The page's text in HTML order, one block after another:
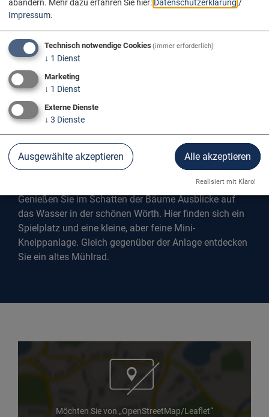
WÖRTHPARK
Genießen Sie im Schatten der Bäume Ausblicke auf
das Wasser in der schönen Wörth. Hier finden sich ein
Spielplatz und eine kleine, aber feine Mini-
Kneippanlage. Gleich gegenüber der Anlage entdecken
Sie ein altes Mühlrad.
Möchten Sie von „OpenStreetMap/Leaflet“
abändern. Mehr dazu erfahren Sie hier: Datenschutzerklärung /
Impressum.
Technisch notwendige Cookies(immer erforderlich)
↓ 1 Dienst
Marketing
↓ 1 Dienst
Externe Dienste
↓ 3 Dienste
Ausgewählte akzeptieren Alle akzeptieren
Realisiert mit Klaro!